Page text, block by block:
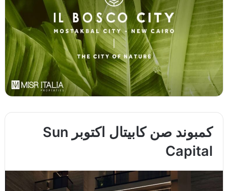
كمبوند صن كابيتال اكتوبر Sun
Capital